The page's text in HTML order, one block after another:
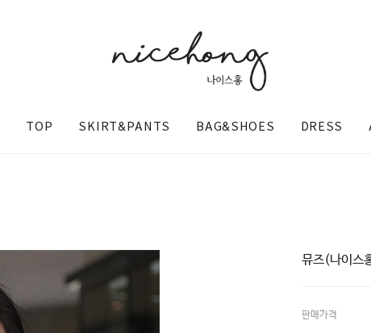
TOP SKIRT&PANTS BAG&SHOES DRESS
@nicehong_
뮤즈(나이스
판매가격